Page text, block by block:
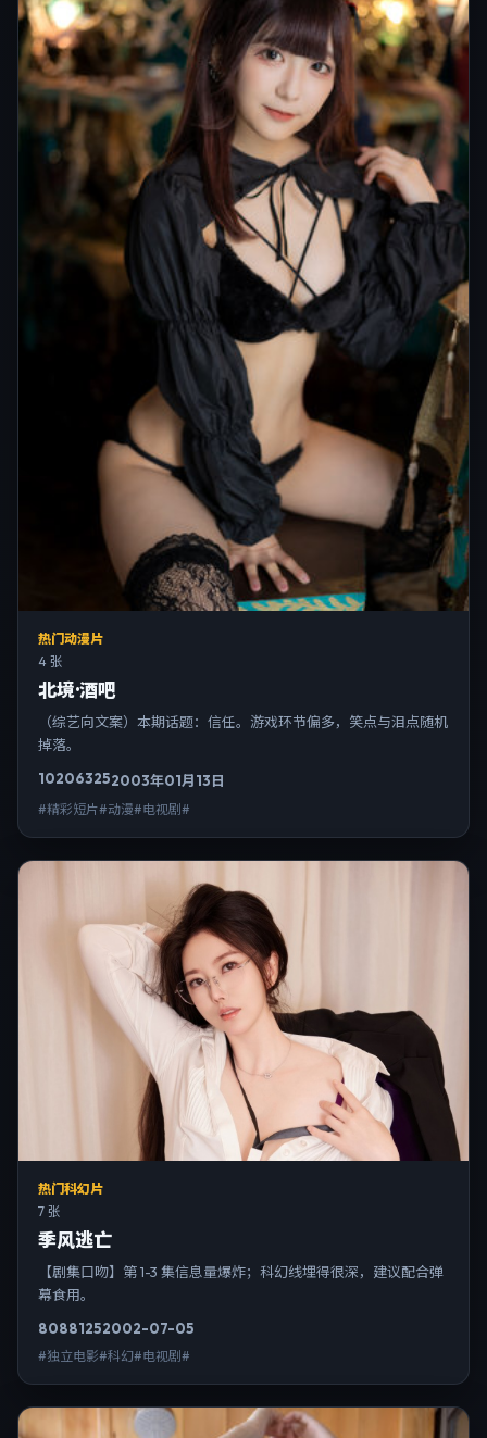
热门动漫片
4 张
北境·酒吧
（综艺向文案）本期话题：信任。游戏环节偏多，笑点与泪点随机
掉落。
102063252003年01月13日
#精彩短片#动漫#电视剧#
热门科幻片
7 张
季风逃亡
【剧集口吻】第 1-3 集信息量爆炸；科幻线埋得很深，建议配合弹
幕食用。
80881252002-07-05
#独立电影#科幻#电视剧#